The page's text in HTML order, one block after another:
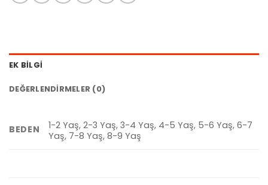
EK BILGI
DEĞERLENDIRMELER (0)
BEDEN
1-2 Yaş, 2-3 Yaş, 3-4 Yaş, 4-5 Yaş, 5-6 Yaş, 6-7
Yaş, 7-8 Yaş, 8-9 Yaş